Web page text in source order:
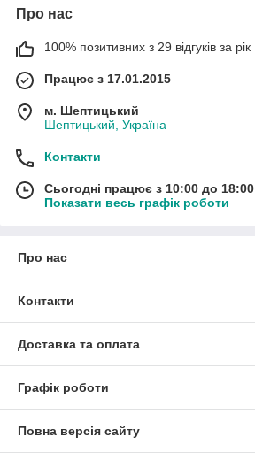
Про нас
100% позитивних з 29 відгуків за рік
Працює з 17.01.2015
м. Шептицький
Шептицький, Україна
Контакти
Сьогодні працює з 10:00 до 18:00
Показати весь графік роботи
Про нас
Контакти
Доставка та оплата
Графік роботи
Повна версія сайту